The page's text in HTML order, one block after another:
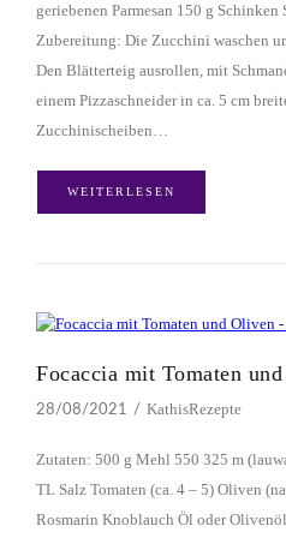
geriebenen Parmesan 150 g
Zubereitung: Die Zucchini waschen
Den Blätterteig ausrollen, mit
einem Pizzaschneider in ca. 5 cm
Zucchinischeiben…
WEITERLESEN
Focaccia mit Tomaten
28/08/2021 KathisRezepte
Zutaten: 500 g Mehl 550 325 m
TL Salz Tomaten (ca. 4 – 5) Oliven
Rosmarin Knoblauch Öl oder